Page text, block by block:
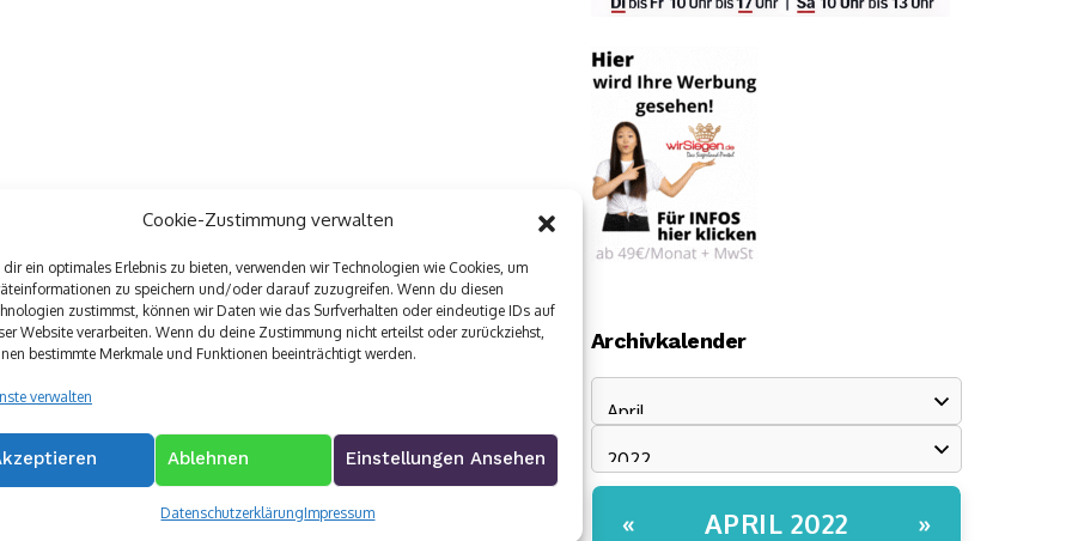
Cookie-Zustimmung verwalten
dir ein optimales Erlebnis zu bieten, verwenden wir Technologien wie Cookies, um
zu speichern und/oder darauf zuzugreifen. Wenn du diesen
zustimmst, können wir Daten wie das Surfverhalten oder eindeutige IDs auf
Website verarbeiten. Wenn du deine Zustimmung nicht erteilst oder zurückziehst,
bestimmte Merkmale und Funktionen beeinträchtigt werden.
verwalten
Ablehnen Einstellungen Ansehen
DatenschutzerklärungImpressum
Archivkalender
« APRIL 2022 »